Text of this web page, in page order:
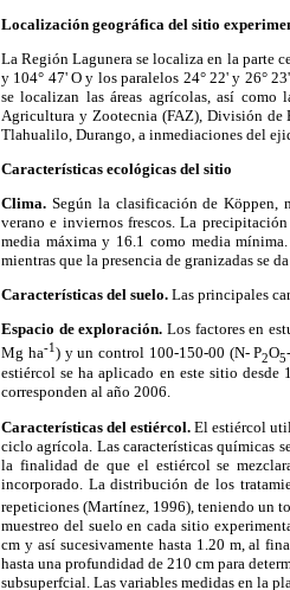
Localización geográfica del sitio
La Región Lagunera se localiza en la parte
y 104° 47' O y los paralelos 24° 22' y 26°
se localizan las áreas agrícolas, así
Agricultura y Zootecnia (FAZ), División de
Tlahualilo, Durango, a inmediaciones del
Características ecológicas del sitio
Clima. Según la clasificación de Köppen,
verano e inviernos frescos. La
media máxima y 16.1 como media
mientras que la presencia de granizadas se
Características del suelo. Las principales
Espacio de exploración. Los factores en
Mg ha-1) y un control 100-150-00 (N- P2O5
estiércol se ha aplicado en este sitio
corresponden al año 2006.
Características del estiércol. El estiércol
ciclo agrícola. Las características químicas
la finalidad de que el estiércol se
incorporado. La distribución de los
repeticiones (Martínez, 1996), teniendo un
muestreo del suelo en cada sitio
cm y así sucesivamente hasta 1.20 m, al
hasta una profundidad de 210 cm para
subsuperfcial. Las variables medidas en la